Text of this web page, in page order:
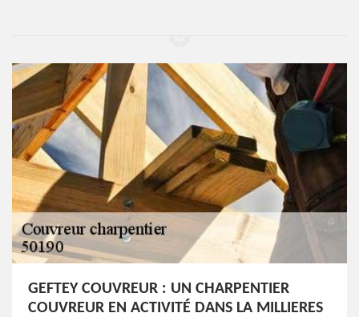
GEFTEY COUVREUR : UN CHARPENTIER
COUVREUR EN ACTIVITÉ DANS LA MILLIERES